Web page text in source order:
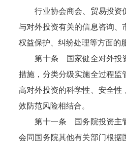
行业协会商会、贸易投资
与对外投资有关的信息咨询、
权益保护、纠纷处理等方面的
第十条 国家健全对外投资
措施，分类分级实施全过程监
高对外投资的科学性、安全性
效防范风险相结合。
第十一条 国务院投资主管
会同国务院其他有关部门根据